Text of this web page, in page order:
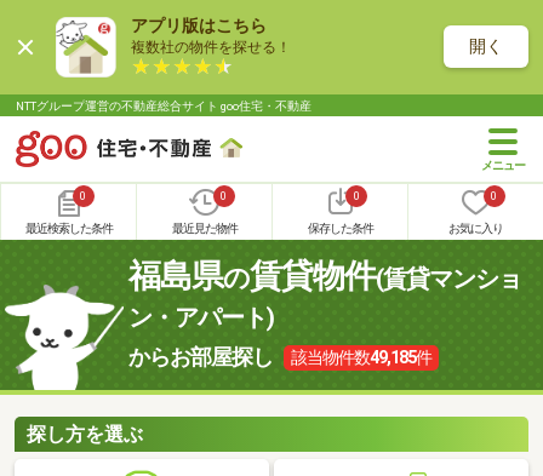
アプリ版はこちら
複数社の物件を探せる！ 開く
NTTグループ運営の不動産総合サイト goo住宅・不動産
0
最近検索した条件
0
最近見た物件
0
保存した条件
0
お気に入り
福島県の賃貸物件(賃貸マンショ
ン・アパート)
からお部屋探し 該当物件数49,185件
探し方を選ぶ